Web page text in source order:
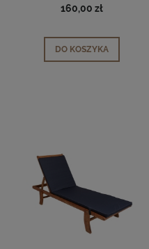
160,00 zł
DO KOSZYKA